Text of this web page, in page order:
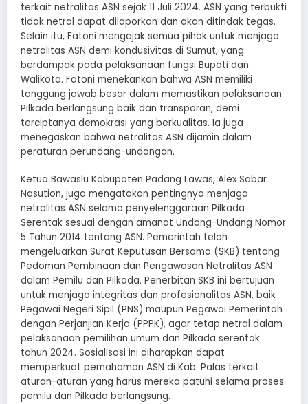
terkait netralitas ASN sejak 11 Juli 2024. ASN yang terbukti
tidak netral dapat dilaporkan dan akan ditindak tegas.
Selain itu, Fatoni mengajak semua pihak untuk menjaga
netralitas ASN demi kondusivitas di Sumut, yang
berdampak pada pelaksanaan fungsi Bupati dan
Walikota. Fatoni menekankan bahwa ASN memiliki
tanggung jawab besar dalam memastikan pelaksanaan
Pilkada berlangsung baik dan transparan, demi
terciptanya demokrasi yang berkualitas. Ia juga
menegaskan bahwa netralitas ASN dijamin dalam
peraturan perundang-undangan.
Ketua Bawaslu Kabupaten Padang Lawas, Alex Sabar
Nasution, juga mengatakan pentingnya menjaga
netralitas ASN selama penyelenggaraan Pilkada
Serentak sesuai dengan amanat Undang-Undang Nomor
5 Tahun 2014 tentang ASN. Pemerintah telah
mengeluarkan Surat Keputusan Bersama (SKB) tentang
Pedoman Pembinaan dan Pengawasan Netralitas ASN
dalam Pemilu dan Pilkada. Penerbitan SKB ini bertujuan
untuk menjaga integritas dan profesionalitas ASN, baik
Pegawai Negeri Sipil (PNS) maupun Pegawai Pemerintah
dengan Perjanjian Kerja (PPPK), agar tetap netral dalam
pelaksanaan pemilihan umum dan Pilkada serentak
tahun 2024. Sosialisasi ini diharapkan dapat
memperkuat pemahaman ASN di Kab. Palas terkait
aturan-aturan yang harus mereka patuhi selama proses
pemilu dan Pilkada berlangsung.